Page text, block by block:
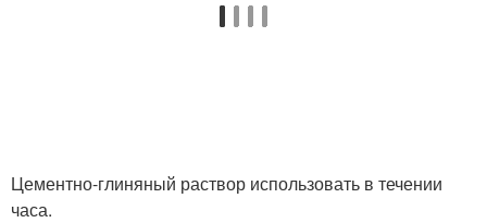
Цементно-глиняный раствор использовать в течении
часа.